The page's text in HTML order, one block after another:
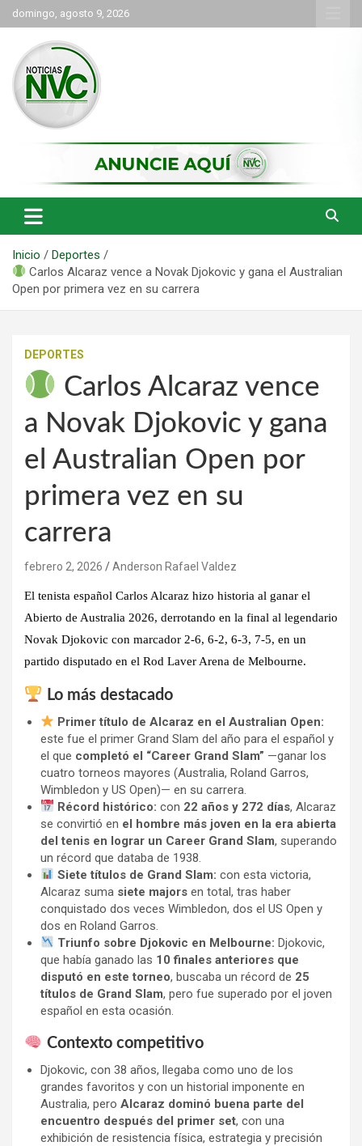
Saltar
al
contenido
domingo, agosto 9, 2026
NVC Noticias
Inicio
Deportes
Carlos Alcaraz vence a Novak Djokovic y gana el Australian
Open por primera vez en su carrera
DEPORTES
Carlos Alcaraz vence
a Novak Djokovic y gana
el Australian Open por
primera vez en su
carrera
febrero 2, 2026 Anderson Rafael Valdez
El tenista español Carlos Alcaraz hizo historia al ganar el
Abierto de Australia 2026, derrotando en la final al legendario
Novak Djokovic con marcador 2-6, 6-2, 6-3, 7-5, en un
partido disputado en el Rod Laver Arena de Melbourne.
Lo más destacado
Primer título de Alcaraz en el Australian Open:
este fue el primer Grand Slam del año para el español y
el que completó el “Career Grand Slam” —ganar los
cuatro torneos mayores (Australia, Roland Garros,
Wimbledon y US Open)— en su carrera.
Récord histórico: con 22 años y 272 días, Alcaraz
se convirtió en el hombre más joven en la era abierta
del tenis en lograr un Career Grand Slam, superando
un récord que databa de 1938.
Siete títulos de Grand Slam: con esta victoria,
Alcaraz suma siete majors en total, tras haber
conquistado dos veces Wimbledon, dos el US Open y
dos en Roland Garros.
Triunfo sobre Djokovic en Melbourne: Djokovic,
que había ganado las 10 finales anteriores que
disputó en este torneo, buscaba un récord de 25
títulos de Grand Slam, pero fue superado por el joven
español en esta ocasión.
Contexto competitivo
Djokovic, con 38 años, llegaba como uno de los
grandes favoritos y con un historial imponente en
Australia, pero Alcaraz dominó buena parte del
encuentro después del primer set, con una
exhibición de resistencia física, estrategia y precisión